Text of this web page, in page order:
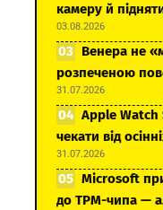
камеру й
03.08.2026
Венера не
розпеченою
31.07.2026
Apple Watch
чекати від
31.07.2026
Microsoft
до TPM-чипа —